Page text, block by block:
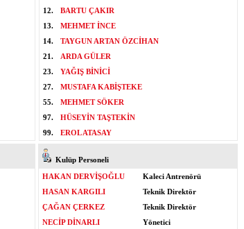
12.
BARTU ÇAKIR
13.
MEHMET İNCE
14.
TAYGUN ARTAN ÖZCİHAN
21.
ARDA GÜLER
23.
YAĞIŞ BİNİCİ
27.
MUSTAFA KABİŞTEKE
55.
MEHMET SÖKER
97.
HÜSEYİN TAŞTEKİN
99.
EROL ATASAY
Kulüp Personeli
HAKAN DERVİŞOĞLU
Kaleci Antrenörü
HASAN KARGILI
Teknik Direktör
ÇAĞAN ÇERKEZ
Teknik Direktör
NECİP DİNARLI
Yönetici